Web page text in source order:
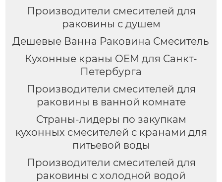
Производители смесителей для
раковины с душем
Дешевые Ванна Раковина Смеситель
Кухонные краны OEM для Санкт-
Петербурга
Производители смесителей для
раковины в ванной комнате
Страны-лидеры по закупкам
кухонных смесителей с кранами для
питьевой воды
Производители смесителей для
раковины с холодной водой